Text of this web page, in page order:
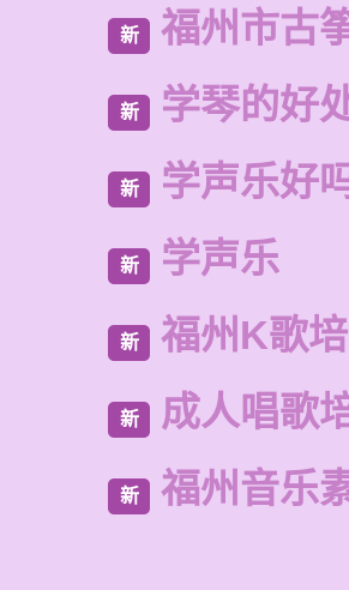
新 福州市古
新 学琴的好
新 学声乐好
新 学声乐
新 福州K歌
新 成人唱歌
新 福州音乐